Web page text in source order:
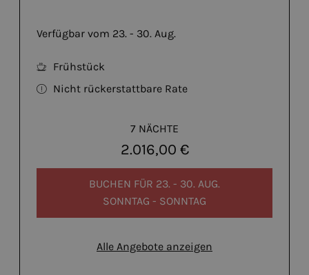
Verfügbar vom 23. - 30. Aug.
Frühstück
Nicht rückerstattbare Rate
7 NÄCHTE
2.016,00 €
BUCHEN FÜR 23. - 30. AUG.
SONNTAG - SONNTAG
Alle Angebote anzeigen